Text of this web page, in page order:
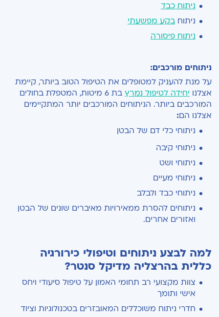
ניתוח כבד
ניתוח בקע מפשעתי
ניתוח פיסורה
ניתוחים מורכבים:
על מנת להעניק למטופלים את הטיפול הטוב ביותר, קיימת
אצלנו יחידה לטיפול נמרץ
בת 6 מיטות, המטפלת בחולים
המורכבים ביותר. הניתוחים המורכבים יותר המתקיימים
אצלנו הם:
ניתוחי כלי דם של הבטן
ניתוחי קיבה
ניתוחי ושט
ניתוחי מעיים
ניתוחי כבד ולבלב
ניתוחים להסרת ממאירויות מאיברים שונים של הבטן
ואזורים אחרים.
למה לבצע ניתוחים וטיפולי כירורגיה
כללית בהרצליה מדיקל סנטר?
צוות מקצועי רב תחומי האמון על טיפול סיעודי ויחס
אישי ותומך
חדרי ניתוח משוכללים המאובזרים בטכנולוגיות וציוד